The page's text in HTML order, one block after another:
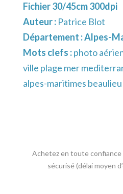
Fichier 30/45cm 300dpi
Auteur : Patrice Blot
Département :Alpes-
Mots clefs :photo
ville plage mer
alpes-maritimes beaulieu
Achetez en toute confiance
sécurisé (délai moyen